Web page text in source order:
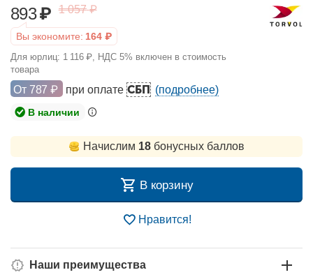
893₽ 1 057 ₽
Вы экономите: 164 ₽
Для юрлиц: 1 116 ₽, НДС 5% включен в стоимость
товара
От 787 ₽ при оплатеСБП (подробнее)
В наличии
Начислим 18бонусных баллов
В корзину
Нравится!
Наши преимущества